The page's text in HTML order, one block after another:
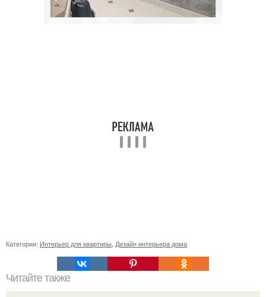
Категории: Интерьер для квартиры Дизайн интерьера дома
Читайте также